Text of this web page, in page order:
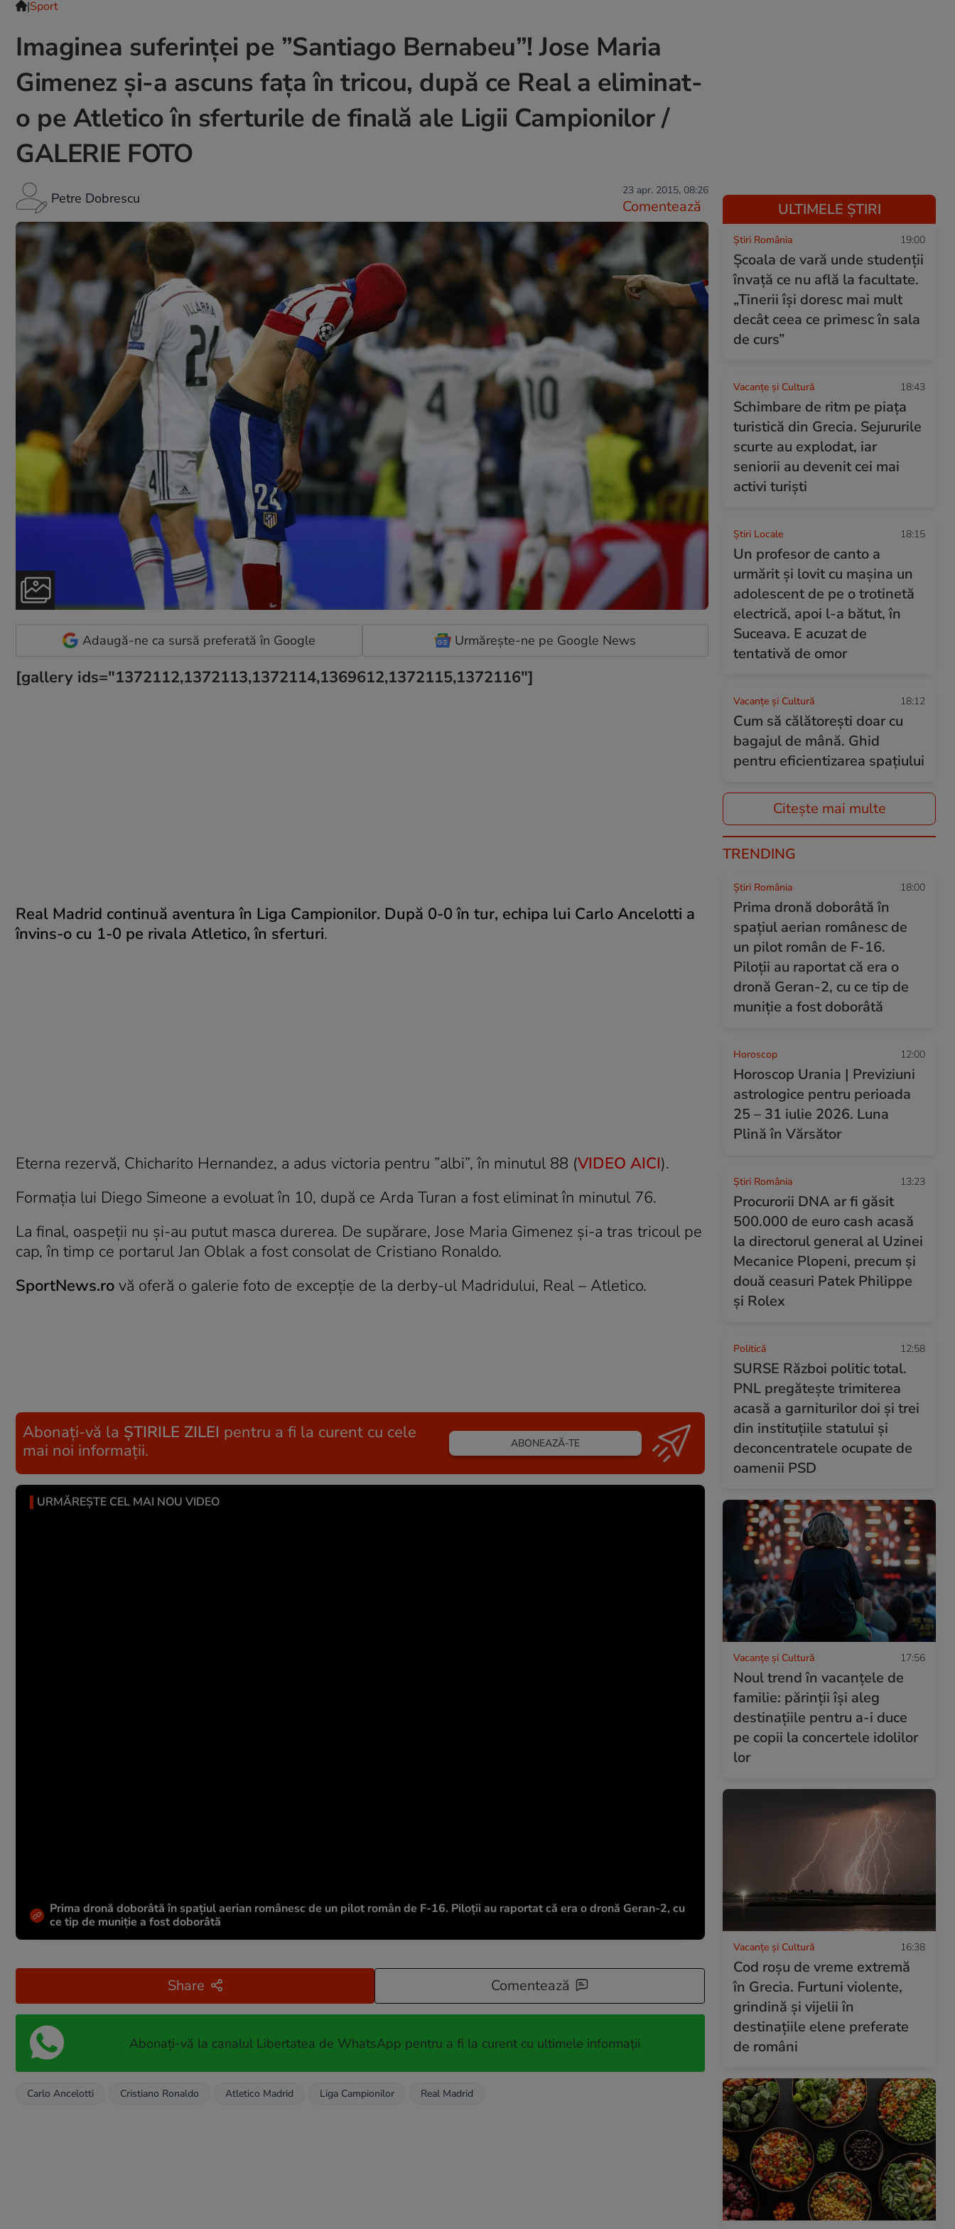
|Sport
Imaginea suferinței pe ”Santiago Bernabeu”! Jose Maria
Gimenez și-a ascuns fața în tricou, după ce Real a eliminat-
o pe Atletico în sferturile de finală ale Ligii Campionilor /
GALERIE FOTO
Petre Dobrescu 23 apr. 2015, 08:26
Comentează
Adaugă-ne ca sursă preferată în Google Urmărește-ne pe Google News
[gallery ids="1372112,1372113,1372114,1369612,1372115,1372116"]
Real Madrid continuă aventura în Liga Campionilor. După 0-0 în tur, echipa lui Carlo Ancelotti a
învins-o cu 1-0 pe rivala Atletico, în sferturi.
Eterna rezervă, Chicharito Hernandez, a adus victoria pentru ”albi”, în minutul 88 (VIDEO AICI).
Formația lui Diego Simeone a evoluat în 10, după ce Arda Turan a fost eliminat în minutul 76.
La final, oaspeții nu și-au putut masca durerea. De supărare, Jose Maria Gimenez și-a tras tricoul pe
cap, în timp ce portarul Jan Oblak a fost consolat de Cristiano Ronaldo.
SportNews.ro vă oferă o galerie foto de excepție de la derby-ul Madridului, Real – Atletico.
Abonați-vă la ȘTIRILE ZILEI pentru a fi la curent cu cele
mai noi informații.
ABONEAZĂ-TE
URMĂREȘTE CEL MAI NOU VIDEO
Prima dronă doborâtă în spațiul aerian românesc de un pilot român de F-16. Piloții au raportat că era o dronă Geran-2, cu
ce tip de muniție a fost doborâtă
Share Comentează
Abonați-vă la canalul Libertatea de WhatsApp pentru a fi la curent cu ultimele informații
Carlo Ancelotti Cristiano Ronaldo Atletico Madrid Liga Campionilor Real Madrid
ULTIMELE ȘTIRI
Știri România 19:00
Școala de vară unde studenții
învață ce nu află la facultate.
„Tinerii își doresc mai mult
decât ceea ce primesc în sala
de curs”
Vacanțe și Cultură 18:43
Schimbare de ritm pe piața
turistică din Grecia. Sejururile
scurte au explodat, iar
seniorii au devenit cei mai
activi turiști
Știri Locale 18:15
Un profesor de canto a
urmărit și lovit cu mașina un
adolescent de pe o trotinetă
electrică, apoi l-a bătut, în
Suceava. E acuzat de
tentativă de omor
Vacanțe și Cultură 18:12
Cum să călătoreşti doar cu
bagajul de mână. Ghid
pentru eficientizarea spaţiului
Citește mai multe
TRENDING
Știri România 18:00
Prima dronă doborâtă în
spațiul aerian românesc de
un pilot român de F-16.
Piloții au raportat că era o
dronă Geran-2, cu ce tip de
muniție a fost doborâtă
Horoscop 12:00
Horoscop Urania | Previziuni
astrologice pentru perioada
25 – 31 iulie 2026. Luna
Plină în Vărsător
Știri România 13:23
Procurorii DNA ar fi găsit
500.000 de euro cash acasă
la directorul general al Uzinei
Mecanice Plopeni, precum și
două ceasuri Patek Philippe
și Rolex
Politică 12:58
SURSE Război politic total.
PNL pregătește trimiterea
acasă a garniturilor doi și trei
din instituțiile statului și
deconcentratele ocupate de
oamenii PSD
Vacanțe și Cultură 17:56
Noul trend în vacanțele de
familie: părinții își aleg
destinațiile pentru a-i duce
pe copii la concertele idolilor
lor
Vacanțe și Cultură 16:38
Cod roșu de vreme extremă
în Grecia. Furtuni violente,
grindină și vijelii în
destinațiile elene preferate
de români